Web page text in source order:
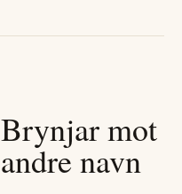
Brynjarmot
andre navn